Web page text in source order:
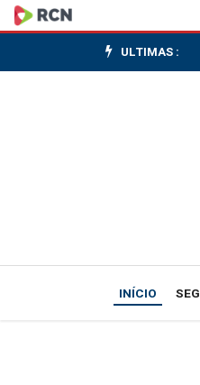
Dólar
cai
bolsa
ULTIMAS :
INÍCIO